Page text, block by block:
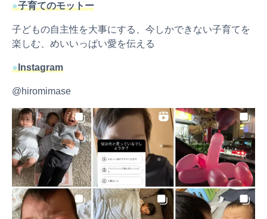
●子育てのモットー
子どもの自主性を大事にする、今しかできない子育てを
楽しむ、めいいっぱい愛を伝える
●Instagram
@hiromimase